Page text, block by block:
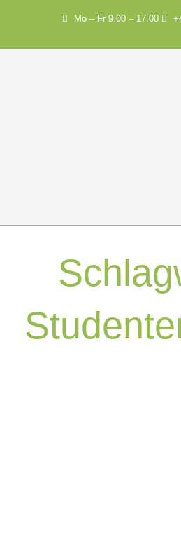
Mo – Fr 9.00 – 17.00